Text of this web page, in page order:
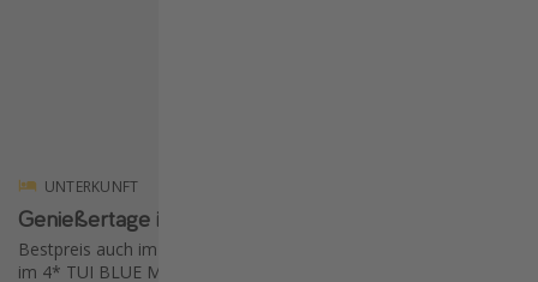
UNTERKUNFT
Genießertage im Ländle 🏔️
Bestpreis auch im Sommer! ☀️ Übernachtung
im 4* TUI BLUE Montafon mit Halbpension &